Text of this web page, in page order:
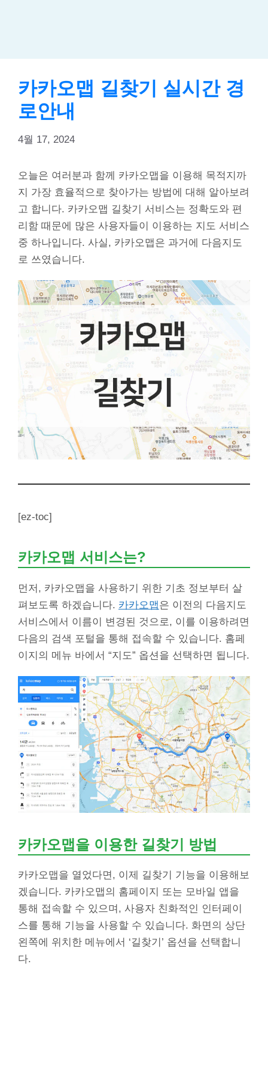
카카오맵 길찾기 실시간 경
로안내
4월 17, 2024
오늘은 여러분과 함께 카카오맵을 이용해 목적지까
지 가장 효율적으로 찾아가는 방법에 대해 알아보려
고 합니다. 카카오맵 길찾기 서비스는 정확도와 편
리함 때문에 많은 사용자들이 이용하는 지도 서비스
중 하나입니다. 사실, 카카오맵은 과거에 다음지도
로 쓰였습니다.
[ez-toc]
카카오맵 서비스는?
먼저, 카카오맵을 사용하기 위한 기초 정보부터 살
펴보도록 하겠습니다. 카카오맵은 이전의 다음지도
서비스에서 이름이 변경된 것으로, 이를 이용하려면
다음의 검색 포털을 통해 접속할 수 있습니다. 홈페
이지의 메뉴 바에서 “지도” 옵션을 선택하면 됩니다.
카카오맵을 이용한 길찾기 방법
카카오맵을 열었다면, 이제 길찾기 기능을 이용해보
겠습니다. 카카오맵의 홈페이지 또는 모바일 앱을
통해 접속할 수 있으며, 사용자 친화적인 인터페이
스를 통해 기능을 사용할 수 있습니다. 화면의 상단
왼쪽에 위치한 메뉴에서 ‘길찾기’ 옵션을 선택합니
다.